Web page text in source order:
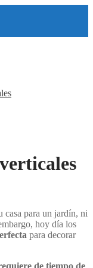
casa para un jardín, ni
hoy día los
para decorar
de tiempo de